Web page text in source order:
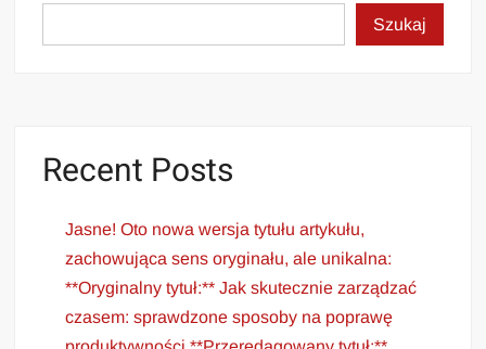
Szukaj
Recent Posts
Jasne! Oto nowa wersja tytułu artykułu,
zachowująca sens oryginału, ale unikalna:
**Oryginalny tytuł:** Jak skutecznie zarządzać
czasem: sprawdzone sposoby na poprawę